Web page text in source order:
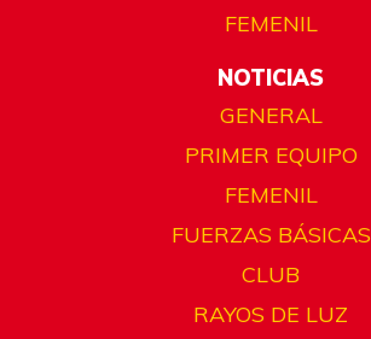
FEMENIL
NOTICIAS
GENERAL
PRIMER EQUIPO
FEMENIL
FUERZAS BÁSICAS
CLUB
RAYOS DE LUZ